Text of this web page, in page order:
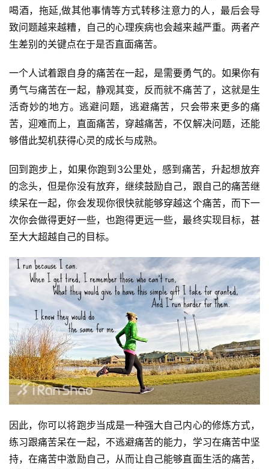
喝酒，拖延,做其他事情等方式转移注意力的人，最后会导
致问题越来越糟，自己的心理疾病也会越来越严重。两者产
生差别的关键点在于是否直面痛苦。
一个人试着跟自身的痛苦在一起，是需要勇气的。如果你有
勇气与痛苦在一起，静观其变，反而就不痛苦了，这就是生
活奇妙的地方。逃避问题，逃避痛苦，只会带来更多的痛
苦，迎难而上，直面痛苦，穿越痛苦，不仅解决问题，还能
够借此契机获得心灵的成长与成熟。
回到跑步上，如果你跑到3公里处，感到痛苦，升起想放弃
的念头，但是你没有放弃，继续鼓励自己，跟自己的痛苦继
续呆在一起，你会发现你很快就能够穿越这个痛苦，而下一
次你会做得更好一些，也跑得更远一些，最终实现目标，甚
至大大超越自己的目标。
因此，你可以将跑步当成是一种强大自己内心的修炼方式，
练习跟痛苦呆在一起，不逃避痛苦的能力，学习在痛苦中坚
持，在痛苦中激励自己，从而让自己能够直面生活的痛苦，